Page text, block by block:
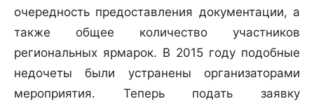
очередность предоставления документации, а
также общее количество участников
региональных ярмарок. В 2015 году подобные
недочеты были устранены организаторами
мероприятия. Теперь подать заявку